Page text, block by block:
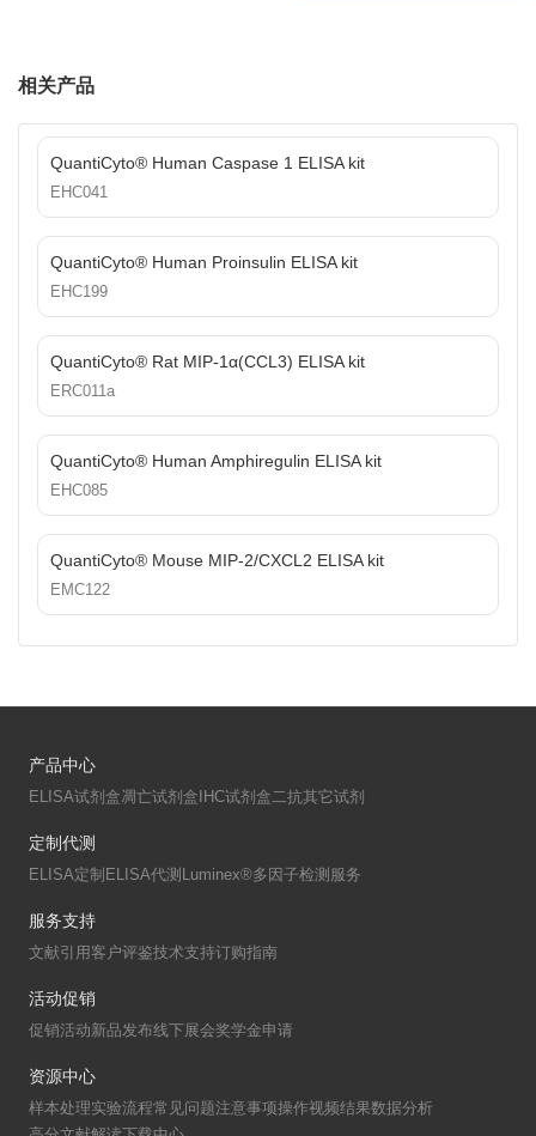
相关产品
QuantiCyto® Human Caspase 1 ELISA kit
EHC041
QuantiCyto® Human Proinsulin ELISA kit
EHC199
QuantiCyto® Rat MIP-1α(CCL3) ELISA kit
ERC011a
QuantiCyto® Human Amphiregulin ELISA kit
EHC085
QuantiCyto® Mouse MIP-2/CXCL2 ELISA kit
EMC122
产品中心
ELISA试剂盒凋亡试剂盒 IHC试剂盒 二抗其它试剂
定制代测
ELISA定制 ELISA代测 Luminex®多因子检测服务
服务支持
文献引用客户评鉴技术支持订购指南
活动促销
促销活动新品发布线下展会奖学金申请
资源中心
样本处理实验流程常见问题注意事项操作视频结果数据分析